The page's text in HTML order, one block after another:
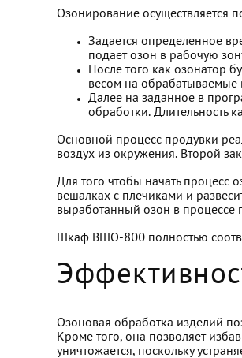
Озонирование осуществляется
Задается определенное
подает озон в рабочую
После того как озонатор
весом на обрабатываемые
Далее на заданное в
обработки. Длительность
Основной процесс продувки
воздух из окружения. Второй
Для того чтобы начать процесс
вешалках с плечиками и
выработанный озон в процессе
Шкаф ВШО-800 полностью
Озоновая обработка изделий
Кроме того, она позволяет
уничтожается, поскольку